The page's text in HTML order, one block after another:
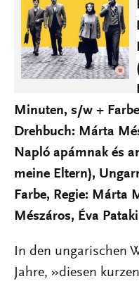
Minuten, s/w +
Drehbuch: Márta
Napló apámnak és
meine Eltern),
Farbe, Regie: Márta
Mészáros, Éva
In den ungarischen
Jahre, »diesen